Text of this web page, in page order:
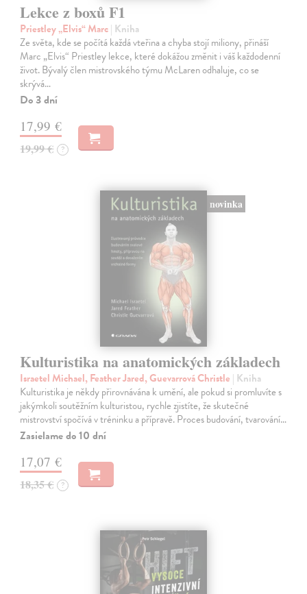
Lekce z boxů F1
Priestley „Elvis“ Marc| Kniha
Ze světa, kde se počítá každá vteřina a chyba stojí miliony, přináší
Marc „Elvis“ Priestley lekce, které dokážou změnit i váš každodenní
život. Bývalý člen mistrovského týmu McLaren odhaluje, co se
skrývá…
Do 3 dní
17,99 €
19,99 € ?
novinka
Kulturistika na anatomických základech
Israetel Michael, Feather Jared, Guevarrová Christle | Kniha
Kulturistika je někdy přirovnávána k umění, ale pokud si promluvíte s
jakýmkoli soutěžním kulturistou, rychle zjistíte, že skutečné
mistrovství spočívá v tréninku a přípravě. Proces budování, tvarování…
Zasielame do 10 dní
17,07 €
18,35 € ?